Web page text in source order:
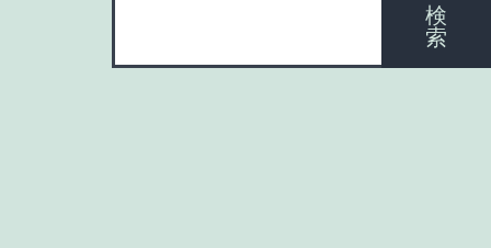
検
索